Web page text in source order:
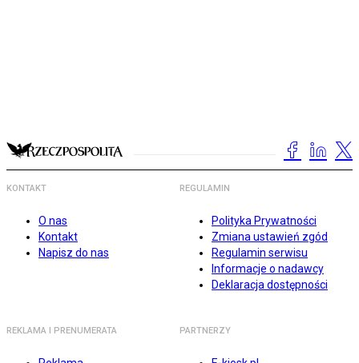
KONTAKT
O nas
Kontakt
Napisz do nas
REGULAMIN
Polityka Prywatności
Zmiana ustawień zgód
Regulamin serwisu
Informacje o nadawcy
Deklaracja dostępności
REKLAMA I PRENUMERATA PARTNERZY